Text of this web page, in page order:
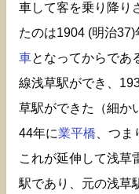
車して客を乗り降り
たのは1904 (明治
車となってからであ
線浅草駅ができ、
草駅ができた（細か
44年に業平橋 、つ
これが延伸して浅草
駅であり、元の浅草